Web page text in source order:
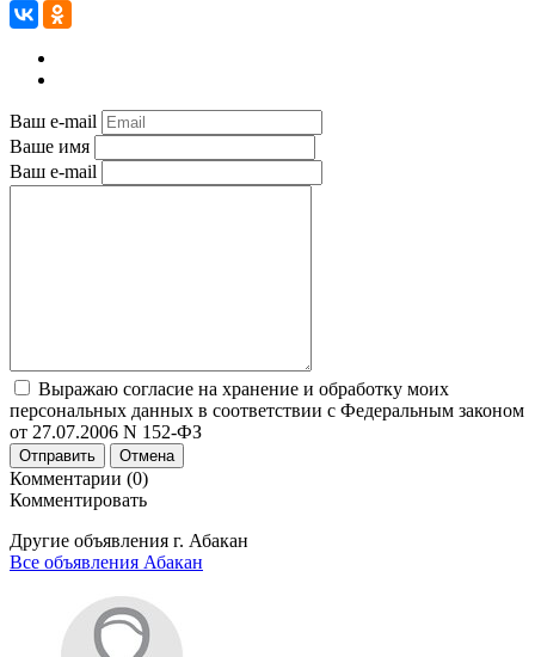
Ваш e-mail
Ваше имя
Ваш e-mail
Выражаю согласие на хранение и обработку моих
персональных данных в соответствии с Федеральным законом
от 27.07.2006 N 152-ФЗ
Отправить Отмена
Комментарии (0)
Комментировать
Другие объявления г. Абакан
Все объявления Абакан